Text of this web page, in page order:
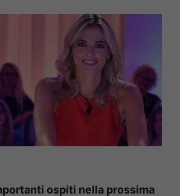
ospiti nella prossima